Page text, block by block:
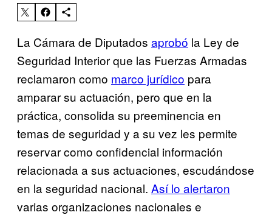
La Cámara de Diputados aprobó la Ley de
Seguridad Interior que las Fuerzas Armadas
reclamaron como marco jurídico para
amparar su actuación, pero que en la
práctica, consolida su preeminencia en
temas de seguridad y a su vez les permite
reservar como confidencial información
relacionada a sus actuaciones, escudándose
en la seguridad nacional. Así lo alertaron
varias organizaciones nacionales e